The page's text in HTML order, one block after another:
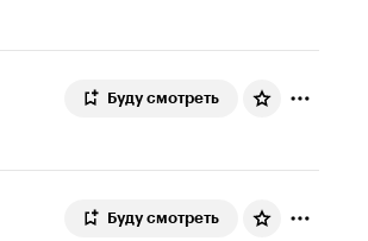
Буду смотреть
Буду смотреть